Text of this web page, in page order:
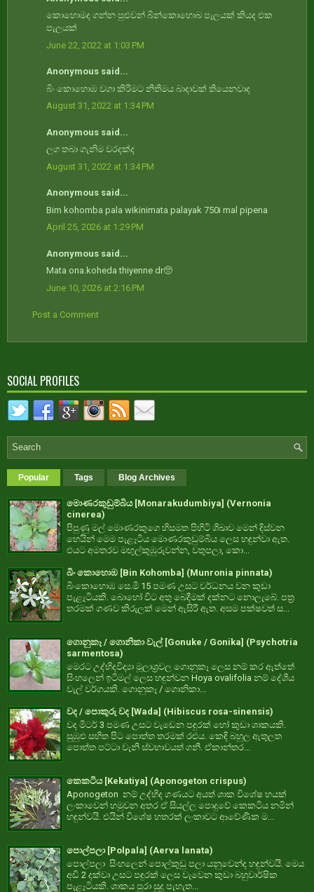
කොහොමද ගන්න පුළුවන් බින්කොහොබ පැලයක්‌ කියද එක
පැලයක්
June 22, 2022 at 1:03 PM
Anonymous said...
බිං කොහොඹ වගා කිරිමට නීතිමය බාදාවක් තියෙනවාද
August 31, 2022 at 1:34 PM
Anonymous said...
ලග තබා ගැනිම වරදක්ද
August 31, 2022 at 1:34 PM
Anonymous said...
Bim kohomba pala wikinimata palayak 750i mal pipena
April 25, 2026 at 1:29 PM
Anonymous said...
Mata ona.koheda thiyenne dr🥺
June 10, 2026 at 2:16 PM
Post a Comment
SOCIAL PROFILES
Popular Tags Blog Archives
මොණරකුඩුම්බිය [Monarakudumbiya] (Vernonia
cinerea)
පිපුණු මල් මොණරකුගෙ හිසමත පිහිටි ශිඛාව මෙන් දිස්වන
හෙයින් මෙම පැළෑටිය මොණරකුඩුම්බිය ලෙස හඳුන්වා ඇත.
එයට අමතරව මඟුල්කුඹුරුවන්න, වතුපලා, කො...
බිං කොහොඹ [Bin Kohomba] (Munronia pinnata)
බිංකොහොඹ සෙ.මි 15 පමණ උසට වර්ධනය වන කුඩා
පැළෑටියකි. බොහෝ විට අතු බෙදීමක් දක්නට නොලැබේ. පත්‍ර
තරමක් ගණව කිරුලක් මෙන් ඇසිරී ඇත. අසම පක්ෂවත් ස...
ගොනුකෑ / ගොනිකා වැල් [Gonuke / Gonika] (Psychotria
sarmentosa)
මෙරට උද්භිදවිද්‍යා මූලාශ්‍රවල ගොනුකෑ ලෙස නම් කර ඇත්තේ
සිංහලෙන් ඉටිමල් ලෙස හඳුන්වන Hoya ovalifolia නම් දේශීය
වැල් වර්ගයකි. ගොනුකෑ / ගොනිකා...
වද / පොකුරු වද [Wada] (Hibiscus rosa-sinensis)
වද මීටර් 3 පමණ උසට වැඩෙන පඳුරක් හෝ කුඩා ශාකයකි.
සුඹුළු සහිත පිට පොත්ත තරමක් රළුය. කෙඳි බහුල ඇතුලත
පොත්ත පට්ටා වැනි ස්වභාවයත් ගනී. ඒකාන්තර...
කෙකටිය [Kekatiya] (Aponogeton crispus)
Aponogeton නම් උද්භිද ගණයට අයත් ශාක විශේෂ හයක්
ලංකාවෙන් හමුවන අතර ඒ සියල්ල පොදුවේ කෙකටිය නමින්
හඳුන්වයි. එයින් විශේෂ හතරක් ලංකාවට ආවේණික ම...
පොල්පලා [Polpala] (Aerva lanata)
පොල්පලා සිංහලෙන් පොල්කුඩු පලා යනුවෙන්ද හඳුන්වයි. මෙය
අඩි 2 දක්වා උසට පඳුරක් ලෙස වැවෙන කුඩා බහුවාර්ෂික
පැළෑටියකි. ශාකය පුරා සුදු පැහැත...